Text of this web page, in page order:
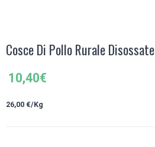
Cosce Di Pollo Rurale
10,40€
26,00 €/Kg